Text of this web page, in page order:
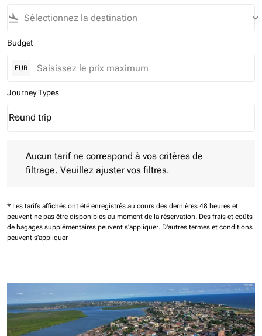
flight_land keyboard_arrow_down
Budget
EUR
Journey Types
Journey Types option Round trip Selected
Round trip
keyboard_arrow_down
Aucun tarif ne correspond à vos critères de
filtrage. Veuillez ajuster vos filtres.
* Les tarifs affichés ont été enregistrés au cours des dernières 48 heures et
peuvent ne pas être disponibles au moment de la réservation. Des frais et coûts
de bagages supplémentaires peuvent s'appliquer. D'autres termes et conditions
peuvent s'appliquer